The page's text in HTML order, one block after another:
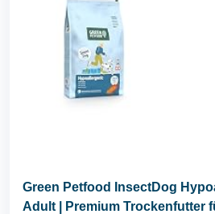
Green Petfood InsectDog
Adult | Premium Trockenfutter